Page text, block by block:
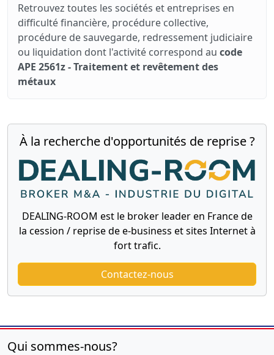
Retrouvez toutes les sociétés et entreprises en
difficulté financière, procédure collective,
procédure de sauvegarde, redressement judiciaire
ou liquidation dont l'activité correspond au code
APE 2561z - Traitement et revêtement des
métaux
À la recherche d'opportunités de reprise ?
DEALING-ROOM est le broker leader en France de
la cession / reprise de e-business et sites Internet à
fort trafic.
Contactez-nous
Qui sommes-nous?